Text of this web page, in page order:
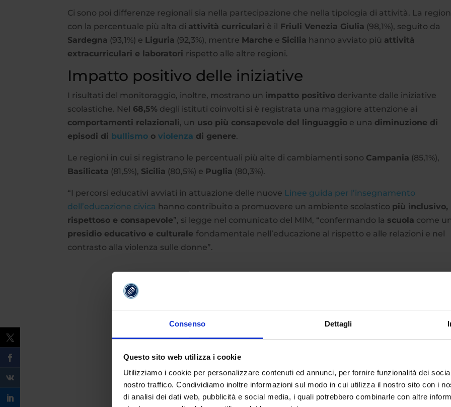
Consenso Dettagli
Questo sito web utilizza i cookie
Utilizziamo i cookie per personalizzare contenuti ed annunci, per fornire funzionalità dei
nostro traffico. Condividiamo inoltre informazioni sul modo in cui utilizza il nostro sito con i
di analisi dei dati web, pubblicità e social media, i quali potrebbero combinarle con altre
Ci sono poi differenze regionali sia nella partecipazione che nella tipologia di attività. La
con la percentuale più alta di attività curriculari è il Friuli Venezia Giulia (98,1%), seguito da
Sardegna (93,1%) e Liguria (92,3%), mentre Marche e Sicilia hanno avviato più attività
extracurriculari e laboratori rispetto alle altre regioni.
Impatto positivo delle iniziative
I risultati del monitoraggio, inoltre, mostrano un impatto positivo derivante dalle iniziative
scolastiche. Nel 68,5% degli istituti coinvolti si è registrata una maggiore attenzione ai
comportamenti relazionali, un uso più consapevole del linguaggio e una diminuzione di
episodi di bullismo oviolenza di genere.
Le regioni in cui si registrano le percentuali più alte di cambiamenti sono Campania (85,1%),
Basilicata (81,5%), Sicilia (80,5%) e Puglia (80,3%).
“I percorsi educativi avviati in attuazione delle nuove Linee guida per l’insegnamento
dell’educazione civica hanno contribuito a promuovere un ambiente scolastico più inclusivo,
rispettoso e consapevole”, si legge nel comunicato del MIM, “confermando la scuola come
presidio educativo e culturale fondamentale nell’educazione al rispetto e alle relazioni e nel
contrasto alla violenza sulle donne”.